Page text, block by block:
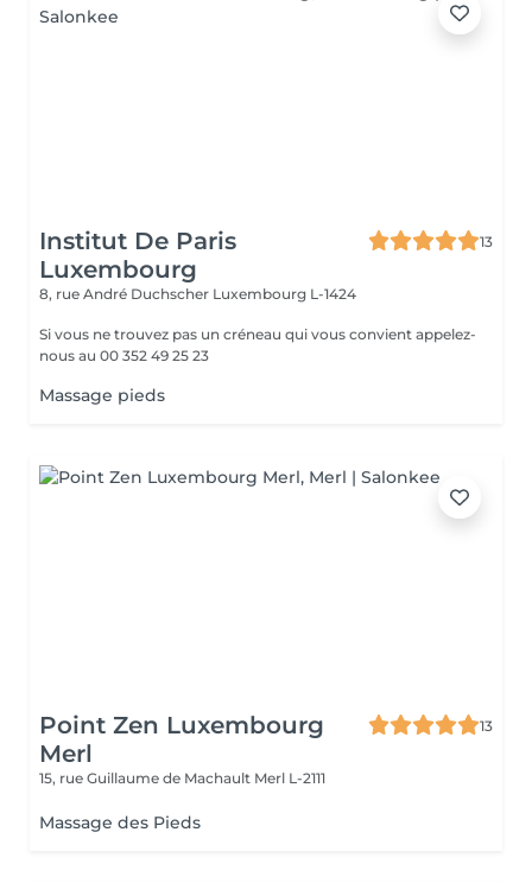
Institut De Paris
Luxembourg
13
8, rue André Duchscher Luxembourg L-1424
Si vous ne trouvez pas un créneau qui vous convient appelez-
nous au 00 352 49 25 23
Massage pieds
Point Zen Luxembourg
Merl
13
15, rue Guillaume de Machault Merl L-2111
Massage des Pieds